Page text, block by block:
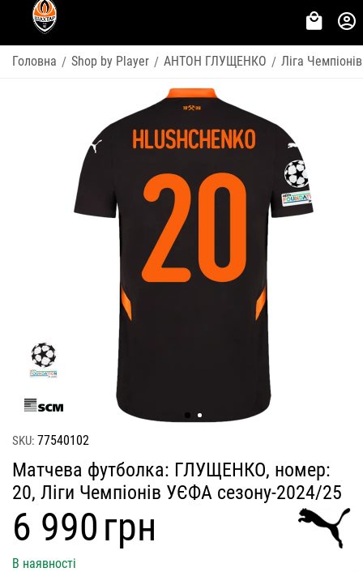
Головна / Shop by Player / АНТОН ГЛУЩЕНКО / Ліга Чемпіонів
SKU: 77540102
Матчева футболка: ГЛУЩЕНКО, номер:
20, Ліги Чемпіонів УЄФА сезону-2024/25
‍6 990‍грн
В наявності